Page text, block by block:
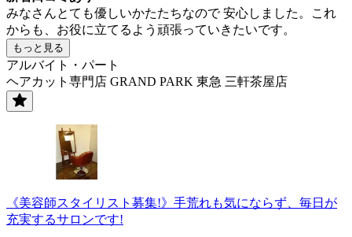
みなさんとても優しいかたたちなので 安心しました。これ
からも、お役に立てるよう頑張っていきたいです。
もっと見る
アルバイト・パート
ヘアカット専門店 GRAND PARK 東急 三軒茶屋店
《美容師スタイリスト募集!》手荒れも気にならず、毎日が
充実するサロンです!